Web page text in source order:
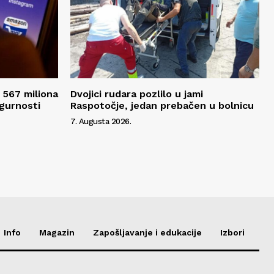
miliona
Dvojici rudara pozlilo u jami
Raspotočje, jedan prebačen u bolnicu
7. Augusta 2026.
Info Magazin Zapošljavanje i edukacije Izbori